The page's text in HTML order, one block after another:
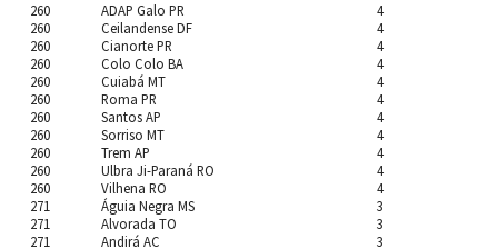
260
260
260
260
260
260
260
260
260
260
260
271
271
271
ADAP Galo PR
Ceilandense DF
Cianorte PR
Colo Colo BA
Cuiabá MT
Roma PR
Santos AP
Sorriso MT
Trem AP
Ulbra Ji-Paraná RO
Vilhena RO
Águia Negra MS
Alvorada TO
Andirá AC
4
4
4
4
4
4
4
4
4
4
4
3
3
3